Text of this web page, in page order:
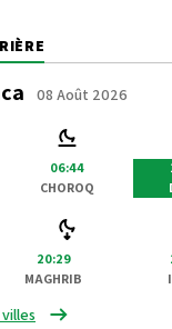
08 Août 2026
06:44
CHOROQ
20:29
MAGHRIB